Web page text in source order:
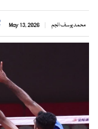
محمد یوسف انجم May 13, 2026